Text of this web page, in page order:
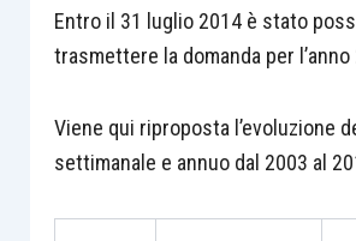
Entro il 31 luglio 2014 è stato
trasmettere la domanda per l’anno
Viene qui riproposta l’evoluzione
settimanale e annuo dal 2003 al